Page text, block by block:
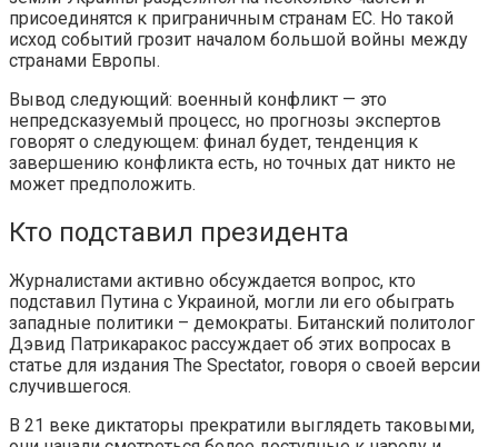
присоединятся к приграничным странам ЕС. Но такой
исход событий грозит началом большой войны между
странами Европы.
Вывод следующий: военный конфликт — это
непредсказуемый процесс, но прогнозы экспертов
говорят о следующем: финал будет, тенденция к
завершению конфликта есть, но точных дат никто не
может предположить.
Кто подставил президента
Журналистами активно обсуждается вопрос, кто
подставил Путина с Украиной, могли ли его обыграть
западные политики – демократы. Битанский политолог
Дэвид Патрикаракос рассуждает об этих вопросах в
статье для издания The Spectator, говоря о своей версии
случившегося.
В 21 веке диктаторы прекратили выглядеть таковыми,